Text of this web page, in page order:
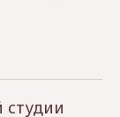
студии